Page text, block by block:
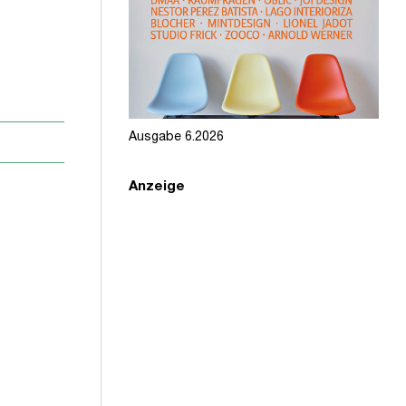
Ausgabe 6.2026
Anzeige